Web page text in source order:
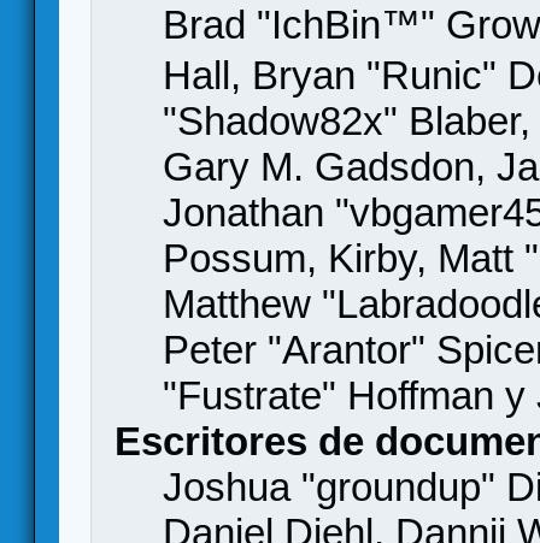
Brad "IchBin™"
Hall, Bryan "Runic"
"Shadow82x"
Gary M. Gadsdon,
Jonathan
Possum, Kirby, Matt
Matthew
Peter "Arantor"
"Fustrate" Hoffman
Escritores de
Joshua "groundup"
Daniel Diehl, Dannii